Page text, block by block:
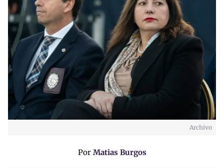
Archivo
Por Matias Burgos